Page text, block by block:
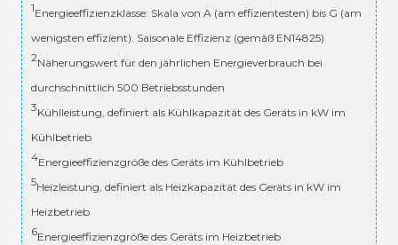
1Energieeffizienzklasse: Skala von A (am effizientesten) bis G (am
wenigsten effizient). Saisonale Effizienz (gemäß EN14825)
2Näherungswert für den jährlichen Energieverbrauch bei
durchschnittlich 500 Betriebsstunden
3Kühlleistung, definiert als Kühlkapazität des Geräts in kW im
Kühlbetrieb
4Energieeffizienzgröße des Geräts im Kühlbetrieb
5Heizleistung, definiert als Heizkapazität des Geräts in kW im
Heizbetrieb
6Energieeffizienzgröße des Geräts im Heizbetrieb